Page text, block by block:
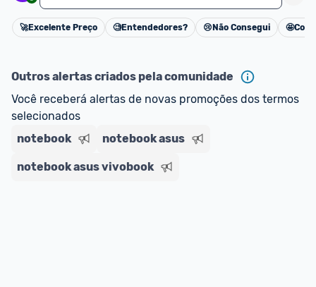
Cancelar
🚀Excelente Preço 🧐Entendedores? 😢 Não Consegui 🤩
Outros alertas criados pela comunidade
Você receberá alertas de novas promoções dos termos
selecionados
notebook
notebook asus
notebook asus vivobook